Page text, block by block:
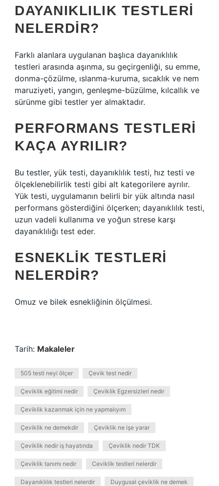
DAYANIKLILIK TESTLERI
NELERDIR?
Farklı alanlara uygulanan başlıca dayanıklılık
testleri arasında aşınma, su geçirgenliği, su emme,
donma-çözülme, ıslanma-kuruma, sıcaklık ve nem
maruziyeti, yangın, genleşme-büzülme, kılcallık ve
sürünme gibi testler yer almaktadır.
PERFORMANS TESTLERI
KAÇA AYRILIR?
Bu testler, yük testi, dayanıklılık testi, hız testi ve
ölçeklenebilirlik testi gibi alt kategorilere ayrılır.
Yük testi, uygulamanın belirli bir yük altında nasıl
performans gösterdiğini ölçerken; dayanıklılık testi,
uzun vadeli kullanıma ve yoğun strese karşı
dayanıklılığı test eder.
ESNEKLIK TESTLERI
NELERDIR?
Omuz ve bilek esnekliğinin ölçülmesi.
Tarih: Makaleler
505 testi neyi ölçer Çevik test nedir
Çeviklik eğitimi nedir Çeviklik Egzersizleri nedir
Çeviklik kazanmak için ne yapmalıyım
Çeviklik ne demekdir Çeviklik ne işe yarar
Çeviklik nedir iş hayatında Çeviklik nedir TDK
Çeviklik tanımı nedir Ceviklik testleri nelerdir
Dayanıklılık testleri nelerdir Duygusal çeviklik ne demek